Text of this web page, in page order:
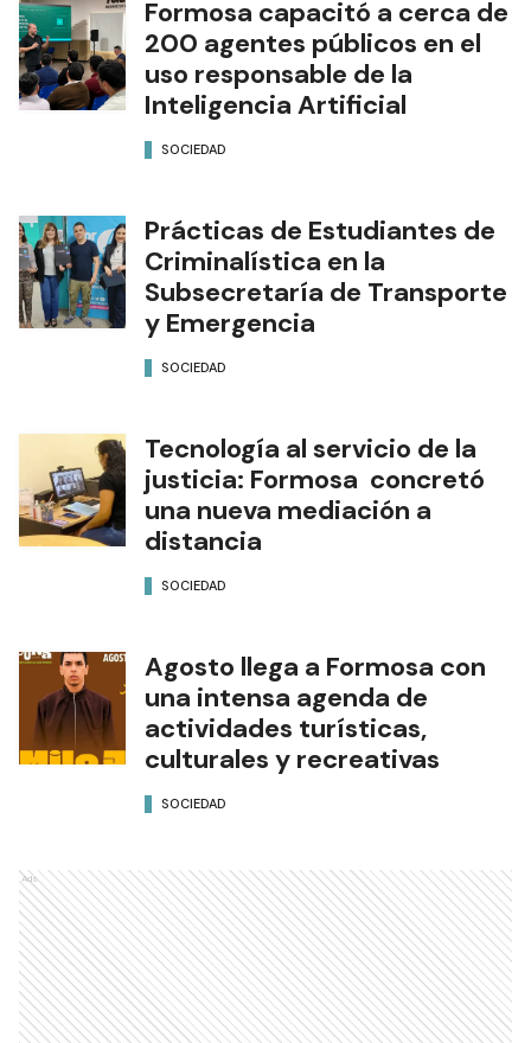
Formosa capacitó a cerca de
200 agentes públicos en el
uso responsable de la
Inteligencia Artificial
SOCIEDAD
Prácticas de Estudiantes de
Criminalística en la
Subsecretaría de Transporte
y Emergencia
SOCIEDAD
Tecnología al servicio de la
justicia: Formosa concretó
una nueva mediación a
distancia
SOCIEDAD
Agosto llega a Formosa con
una intensa agenda de
actividades turísticas,
culturales y recreativas
SOCIEDAD
Ads